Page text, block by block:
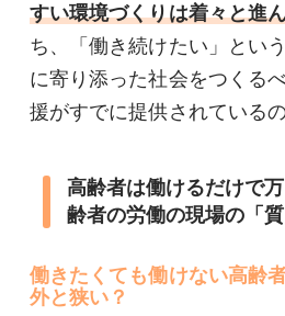
すい環境づくりは着々と進
ち、「働き続けたい」とい
に寄り添った社会をつくる
援がすでに提供されているの
高齢者は働けるだけで
齢者の労働の現場の「
働きたくても働けない高齢
外と狭い？